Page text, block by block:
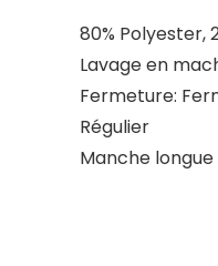
80% Polyester,
Lavage en
Fermeture:
Régulier
Manche longue